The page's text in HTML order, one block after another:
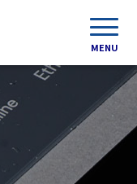
MENU